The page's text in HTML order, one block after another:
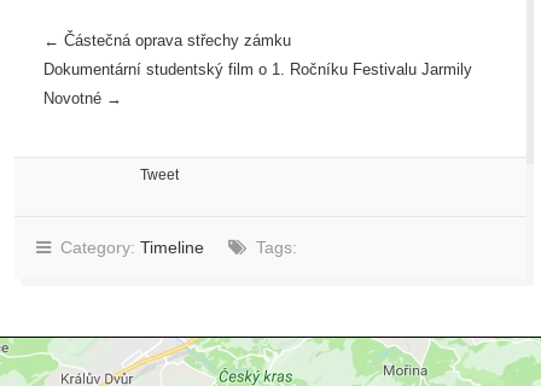
← Částečná oprava střechy zámku
Dokumentární studentský film o 1. Ročníku Festivalu Jarmily
Novotné →
Tweet
Category: Timeline Tags: